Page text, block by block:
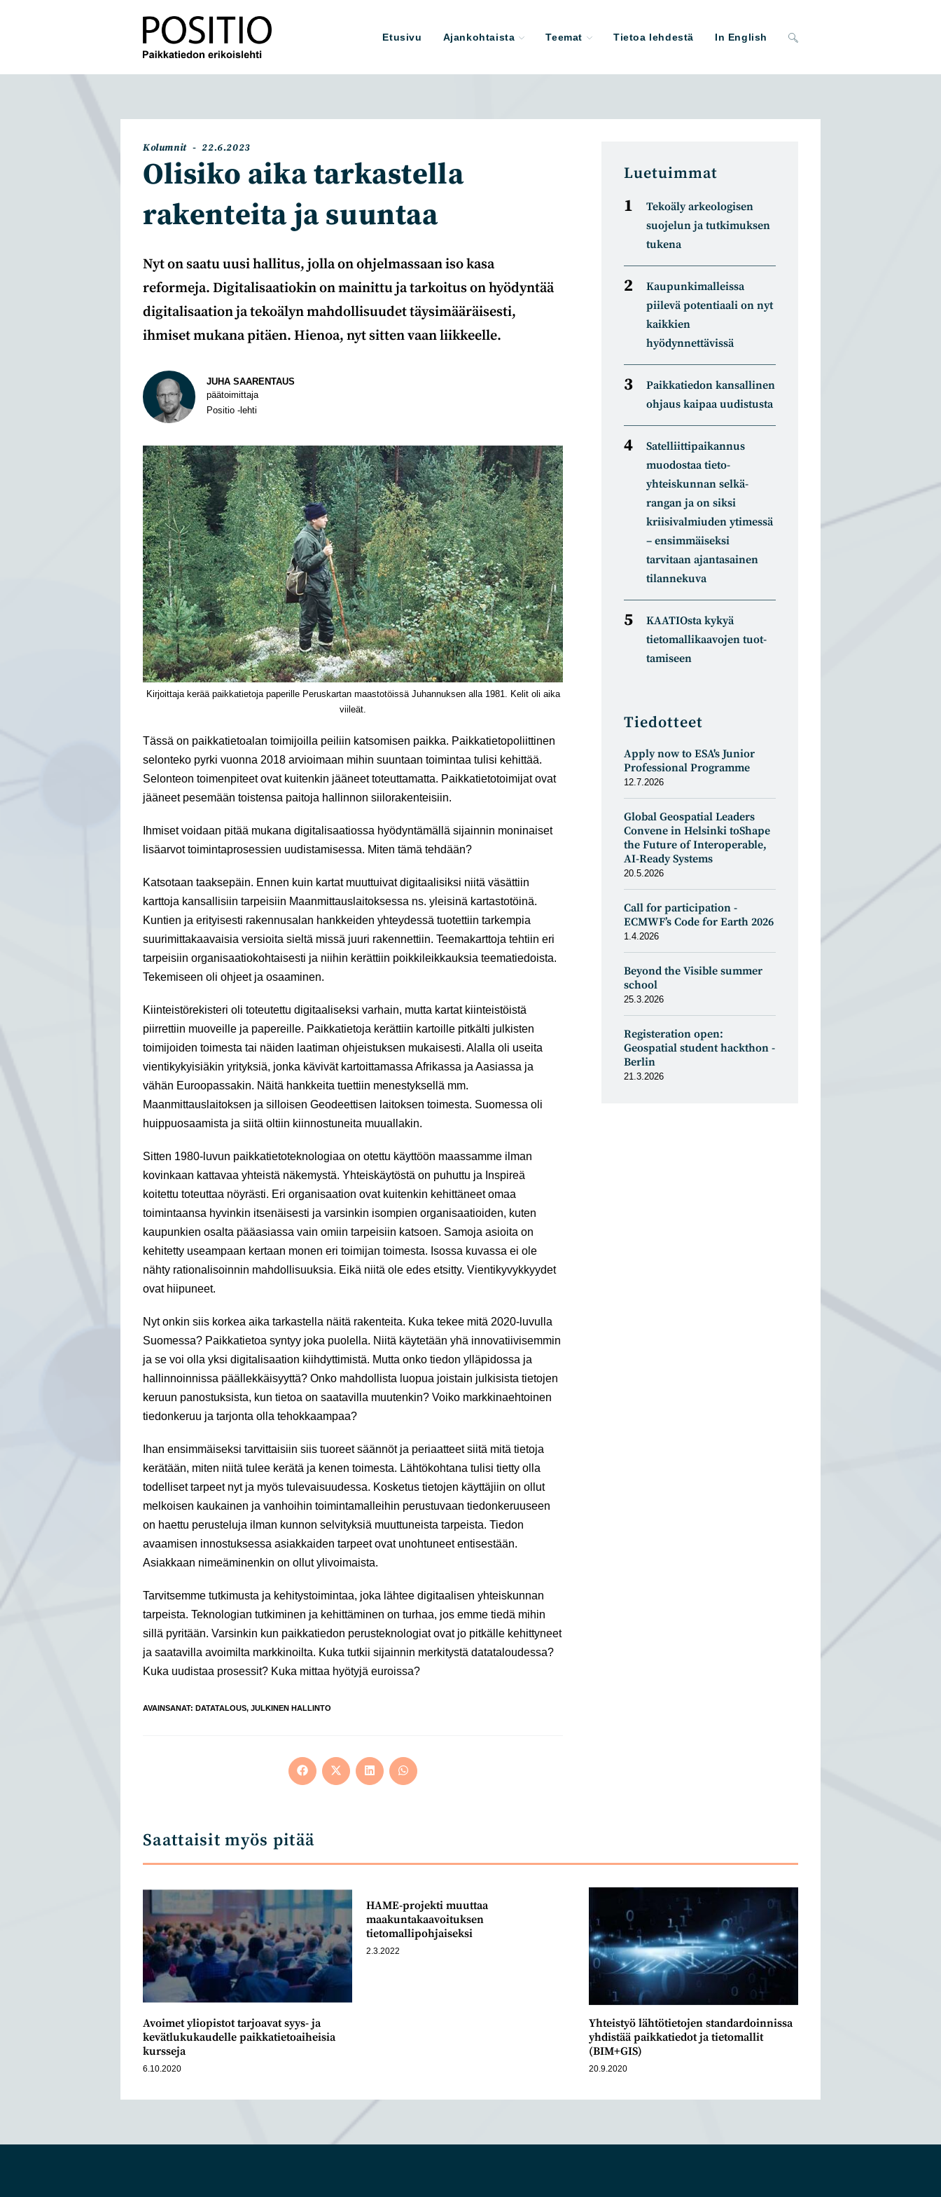
Etusivu Ajankohtaista Teemat Tietoa lehdestä In English Toggle
Artikkelin
kategoria:
Kolumnit
Artikkeli
julkaistu:
22.6.2023
Olisiko aika tarkastella
rakenteita ja suuntaa
Nyt on saatu uusi hallitus, jolla on ohjelmassaan iso kasa
reformeja. Digitalisaatiokin on mainittu ja tarkoitus on hyödyntää
digitalisaation ja tekoälyn mahdollisuudet täysimääräisesti,
ihmiset mukana pitäen. Hienoa, nyt sitten vaan liikkeelle.
Kirjoittaja
JUHA SAARENTAUS
päätoimittaja
Positio -lehti
Kirjoittaja kerää paikkatietoja paperille Peruskartan maastotöissä Juhannuksen alla 1981. Kelit oli aika
viileät.
Tässä on paikkatietoalan toimijoilla peiliin katsomisen paikka. Paikkatietopoliittinen
selonteko pyrki vuonna 2018 arvioimaan mihin suuntaan toimintaa tulisi kehittää.
Selonteon toimenpiteet ovat kuitenkin jääneet toteuttamatta. Paikkatietotoimijat ovat
jääneet pesemään toistensa paitoja hallinnon siilorakenteisiin.
Ihmiset voidaan pitää mukana digitalisaatiossa hyödyntämällä sijainnin moninaiset
lisäarvot toimintaprosessien uudistamisessa. Miten tämä tehdään?
Katsotaan taaksepäin. Ennen kuin kartat muuttuivat digitaalisiksi niitä väsättiin
karttoja kansallisiin tarpeisiin Maanmittauslaitoksessa ns. yleisinä kartastotöinä.
Kuntien ja erityisesti rakennusalan hankkeiden yhteydessä tuotettiin tarkempia
suurimittakaavaisia versioita sieltä missä juuri rakennettiin. Teemakarttoja tehtiin eri
tarpeisiin organisaatiokohtaisesti ja niihin kerättiin poikkileikkauksia teematiedoista.
Tekemiseen oli ohjeet ja osaaminen.
Kiinteistörekisteri oli toteutettu digitaaliseksi varhain, mutta kartat kiinteistöistä
piirrettiin muoveille ja papereille. Paikkatietoja kerättiin kartoille pitkälti julkisten
toimijoiden toimesta tai näiden laatiman ohjeistuksen mukaisesti. Alalla oli useita
vientikykyisiäkin yrityksiä, jonka kävivät kartoittamassa Afrikassa ja Aasiassa ja
vähän Euroopassakin. Näitä hankkeita tuettiin menestyksellä mm.
Maanmittauslaitoksen ja silloisen Geodeettisen laitoksen toimesta. Suomessa oli
huippuosaamista ja siitä oltiin kiinnostuneita muuallakin.
Sitten 1980-luvun paikkatietoteknologiaa on otettu käyttöön maassamme ilman
kovinkaan kattavaa yhteistä näkemystä. Yhteiskäytöstä on puhuttu ja Inspireä
koitettu toteuttaa nöyrästi. Eri organisaation ovat kuitenkin kehittäneet omaa
toimintaansa hyvinkin itsenäisesti ja varsinkin isompien organisaatioiden, kuten
kaupunkien osalta pääasiassa vain omiin tarpeisiin katsoen. Samoja asioita on
kehitetty useampaan kertaan monen eri toimijan toimesta. Isossa kuvassa ei ole
nähty rationalisoinnin mahdollisuuksia. Eikä niitä ole edes etsitty. Vientikyvykkyydet
ovat hiipuneet.
Nyt onkin siis korkea aika tarkastella näitä rakenteita. Kuka tekee mitä 2020-luvulla
Suomessa? Paikkatietoa syntyy joka puolella. Niitä käytetään yhä innovatiivisemmin
ja se voi olla yksi digitalisaation kiihdyttimistä. Mutta onko tiedon ylläpidossa ja
hallinnoinnissa päällekkäisyyttä? Onko mahdollista luopua joistain julkisista tietojen
keruun panostuksista, kun tietoa on saatavilla muutenkin? Voiko markkinaehtoinen
tiedonkeruu ja tarjonta olla tehokkaampaa?
Ihan ensimmäiseksi tarvittaisiin siis tuoreet säännöt ja periaatteet siitä mitä tietoja
kerätään, miten niitä tulee kerätä ja kenen toimesta. Lähtökohtana tulisi tietty olla
todelliset tarpeet nyt ja myös tulevaisuudessa. Kosketus tietojen käyttäjiin on ollut
melkoisen kaukainen ja vanhoihin toimintamalleihin perustuvaan tiedonkeruuseen
on haettu perusteluja ilman kunnon selvityksiä muuttuneista tarpeista. Tiedon
avaamisen innostuksessa asiakkaiden tarpeet ovat unohtuneet entisestään.
Asiakkaan nimeäminenkin on ollut ylivoimaista.
Tarvitsemme tutkimusta ja kehitystoimintaa, joka lähtee digitaalisen yhteiskunnan
tarpeista. Teknologian tutkiminen ja kehittäminen on turhaa, jos emme tiedä mihin
sillä pyritään. Varsinkin kun paikkatiedon perusteknologiat ovat jo pitkälle kehittyneet
ja saatavilla avoimilta markkinoilta. Kuka tutkii sijainnin merkitystä datataloudessa?
Kuka uudistaa prosessit? Kuka mittaa hyötyjä euroissa?
AVAINSANAT: DATATALOUS, JULKINEN HALLINTO
Opens
in
Opens
in
Opens
in
Opens
in
Luetuimmat
Tekoäly arkeologisen
suojelun ja tutkimuksen
tukena
Kaupunkimalleissa
piilevä potentiaali on nyt
kaikkien
hyödynnettävissä
Paikkatiedon kansallinen
ohjaus kaipaa uudistusta
Satelliitti­paikannus
muodostaa tieto­
yhteiskunnan selkä­
rangan ja on siksi
kriisivalmiuden ytimessä
– ensimmäiseksi
tarvitaan ajantasainen
tilannekuva
KAATIOsta kykyä
tietomal­likaa­vojen tuot­
tamiseen
Tiedotteet
Apply now to ESA's Junior
Professional Programme
12.7.2026
Global Geospatial Leaders
Convene in Helsinki toShape
the Future of Interoperable,
AI-Ready Systems
20.5.2026
Call for participation -
ECMWF’s Code for Earth 2026
1.4.2026
Beyond the Visible summer
school
25.3.2026
Registeration open:
Geospatial student hackthon -
Berlin
21.3.2026
Saattaisit myös pitää
Avoimet yliopistot tarjoavat syys- ja
kevätlukukaudelle paikkatietoaiheisia
kursseja
6.10.2020
HAME-projekti muuttaa
maakuntakaavoituksen
tietomallipohjaiseksi
2.3.2022
Yhteistyö lähtötietojen standardoinnissa
yhdistää paikkatiedot ja tietomallit
(BIM+GIS)
20.9.2020